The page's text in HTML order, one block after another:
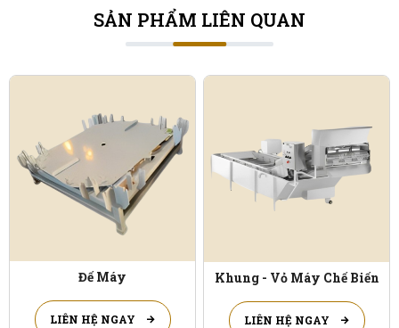
SẢN PHẨM LIÊN QUAN
Đế Máy
LIÊN HỆ NGAY
Khung - Vỏ Máy Chế Biến
LIÊN HỆ NGAY